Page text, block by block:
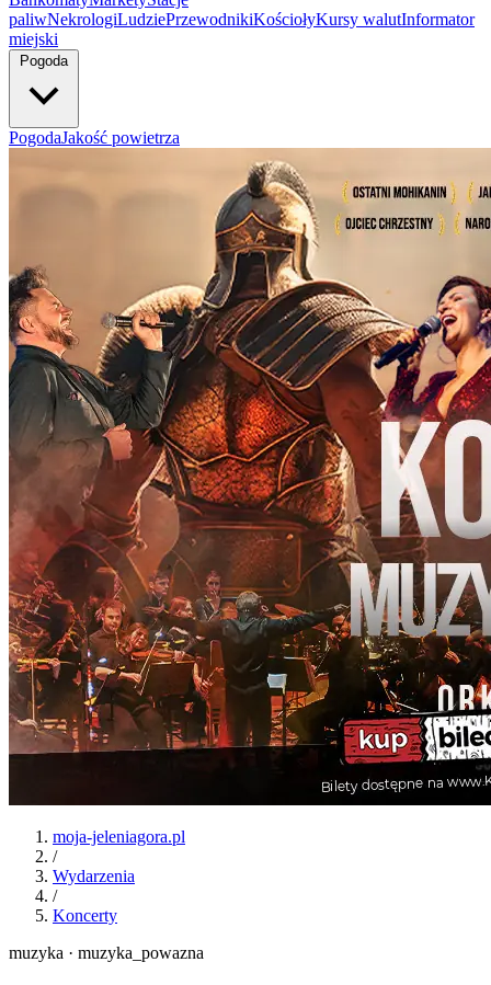
paliwNekrologiLudziePrzewodnikiKościołyKursy walutInformator
miejski
Pogoda
PogodaJakość powietrza
moja-jeleniagora.pl
/
Wydarzenia
/
Koncerty
muzyka · muzyka_powazna